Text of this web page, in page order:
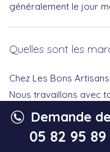
généralement le jour
Quelles sont les
Chez Les Bons
Nous travaillons avec
Nexans
Schneider Electric
Demande
05 82 95